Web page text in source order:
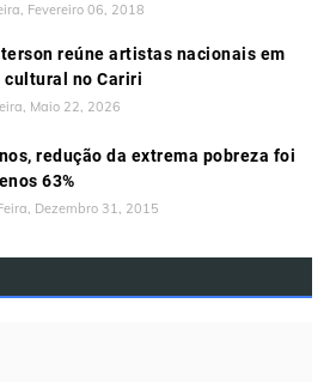
Fevereiro 06, 2018
reúne artistas nacionais em
cultural no Cariri
Maio 22, 2026
redução da extrema pobreza foi
63%
Dezembro 31, 2015